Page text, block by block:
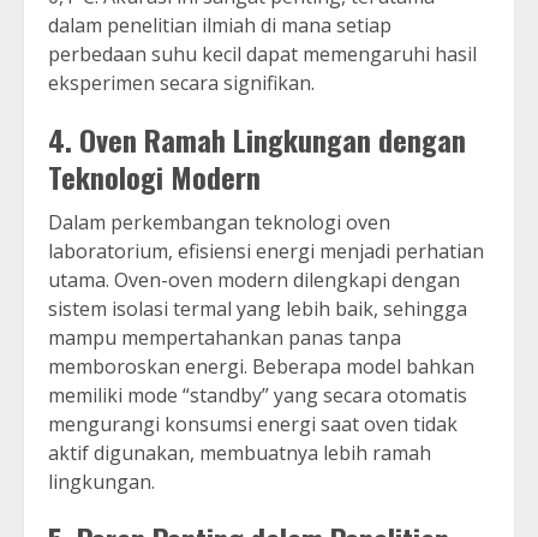
dalam penelitian ilmiah di mana setiap
perbedaan suhu kecil dapat memengaruhi hasil
eksperimen secara signifikan.
4. Oven Ramah Lingkungan dengan
Teknologi Modern
Dalam perkembangan teknologi oven
laboratorium, efisiensi energi menjadi perhatian
utama. Oven-oven modern dilengkapi dengan
sistem isolasi termal yang lebih baik, sehingga
mampu mempertahankan panas tanpa
memboroskan energi. Beberapa model bahkan
memiliki mode “standby” yang secara otomatis
mengurangi konsumsi energi saat oven tidak
aktif digunakan, membuatnya lebih ramah
lingkungan.